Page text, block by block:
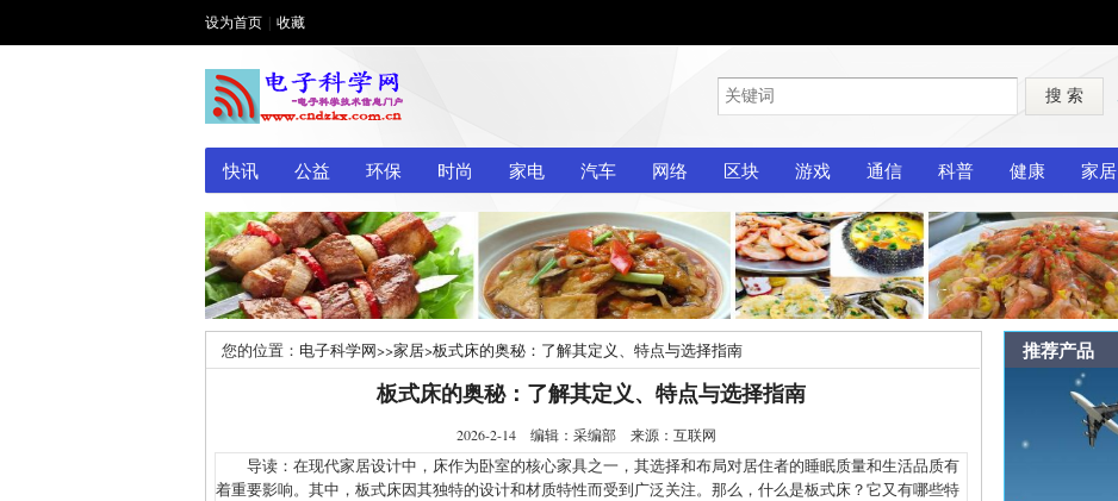
设为首页 收藏
搜 索
快讯 公益 环保 时尚 家电 汽车 网络 区块 游戏 通信 科普 健康 家居
您的位置： 电子科学网>>家居>板式床的奥秘：了解其定义、特点与选择指南
板式床的奥秘：了解其定义、特点与选择指南
2026-2-14 编辑：采编部 来源：互联网
导读：在现代家居设计中，床作为卧室的核心家具之一，其选择和布局对居住者的睡眠质量和生活品质有
着重要影响。其中，板式床因其独特的设计和材质特性而受到广泛关注。那么，什么是板式床？它又有哪些特
推荐产品